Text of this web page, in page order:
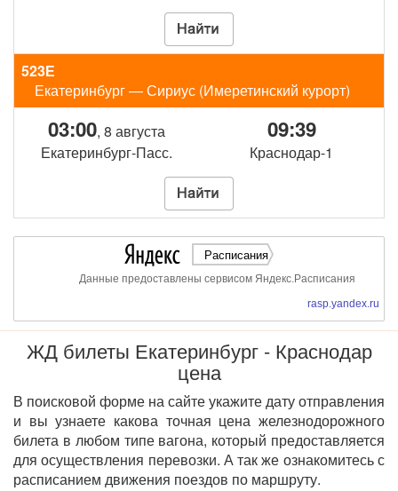
523Е
Екатеринбург — Сириус (Имеретинский курорт)
03:00, 8 августа
Екатеринбург-Пасс.
09:39
Краснодар-1
Расписания
Данные предоставлены сервисом Яндекс.Расписания
rasp.yandex.ru
ЖД билеты Екатеринбург - Краснодар
цена
В поисковой форме на сайте укажите дату отправления
и вы узнаете какова точная цена железнодорожного
билета в любом типе вагона, который предоставляется
для осуществления перевозки. А так же ознакомитесь с
расписанием движения поездов по маршруту.